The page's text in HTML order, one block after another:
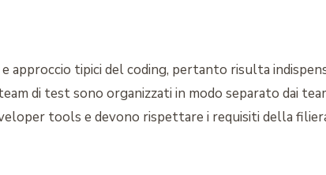
tipici del coding, pertanto risulta
di test sono organizzati in modo separato dai
tools e devono rispettare i requisiti della